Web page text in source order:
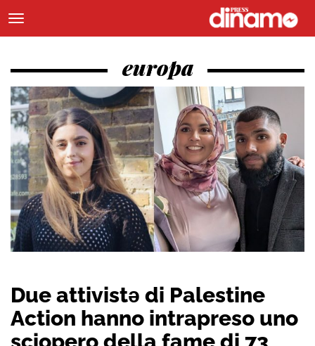
europa
Due attivistə di Palestine
Action hanno intrapreso uno